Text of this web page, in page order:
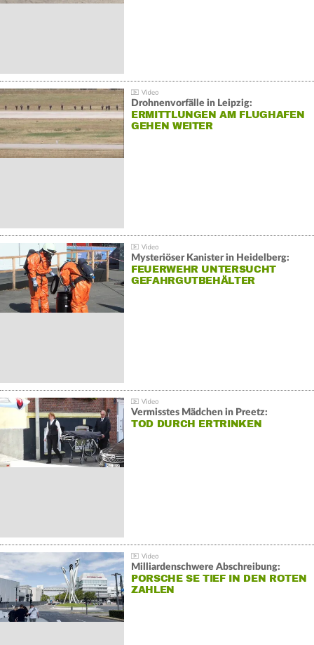
Drohnenvorfälle in Leipzig:
ERMITTLUNGEN AM FLUGHAFEN
GEHEN WEITER
Mysteriöser Kanister in Heidelberg:
FEUERWEHR UNTERSUCHT
GEFAHRGUTBEHÄLTER
Vermisstes Mädchen in Preetz:
TOD DURCH ERTRINKEN
Milliardenschwere Abschreibung:
PORSCHE SE TIEF IN DEN ROTEN
ZAHLEN